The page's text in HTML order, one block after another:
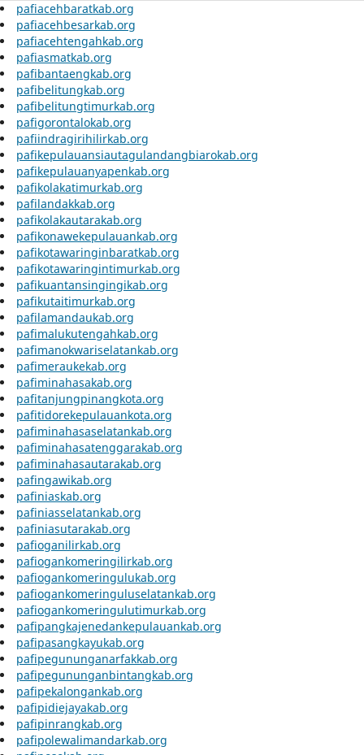
pafiacehbaratkab.org
pafiacehbesarkab.org
pafiacehtengahkab.org
pafiasmatkab.org
pafibantaengkab.org
pafibelitungkab.org
pafibelitungtimurkab.org
pafigorontalokab.org
pafiindragirihilirkab.org
pafikepulauansiautagulandangbiarokab.org
pafikepulauanyapenkab.org
pafikolakatimurkab.org
pafilandakkab.org
pafikolakautarakab.org
pafikonawekepulauankab.org
pafikotawaringinbaratkab.org
pafikotawaringintimurkab.org
pafikuantansingingikab.org
pafikutaitimurkab.org
pafilamandaukab.org
pafimalukutengahkab.org
pafimanokwariselatankab.org
pafimeraukekab.org
pafiminahasakab.org
pafitanjungpinangkota.org
pafitidorekepulauankota.org
pafiminahasaselatankab.org
pafiminahasatenggarakab.org
pafiminahasautarakab.org
pafingawikab.org
pafiniaskab.org
pafiniasselatankab.org
pafiniasutarakab.org
pafioganilirkab.org
pafiogankomeringilirkab.org
pafiogankomeringulukab.org
pafiogankomeringuluselatankab.org
pafiogankomeringulutimurkab.org
pafipangkajenedankepulauankab.org
pafipasangkayukab.org
pafipegununganarfakkab.org
pafipegununganbintangkab.org
pafipekalongankab.org
pafipidiejayakab.org
pafipinrangkab.org
pafipolewalimandarkab.org